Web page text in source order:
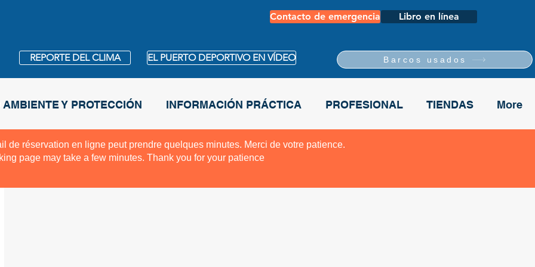
REPORTE DEL CLIMA EL PUERTO DEPORTIVO EN VÍDEO
Contacto de emergencia Libro en línea
Barcos usados
AMBIENTE Y PROTECCIÓN INFORMACIÓN PRÁCTICA PROFESIONAL TIENDAS More
de réservation en ligne peut prendre quelques minutes. Merci de votre patience.
page may take a few minutes. Thank you for your patience